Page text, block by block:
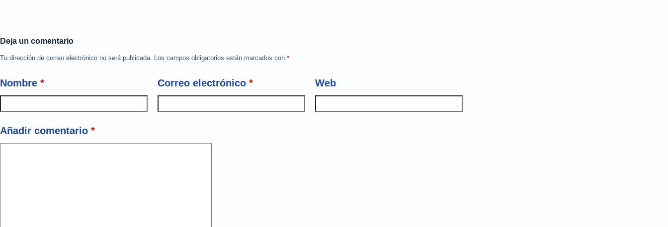
Deja un comentario
Tu dirección de correo electrónico no será publicada. Los campos obligatorios están marcados con *
Nombre * Correo electrónico * Web
Añadir comentario *